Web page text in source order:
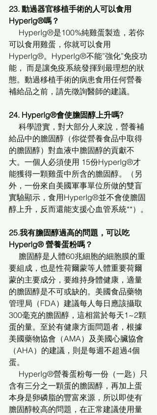
23. 動過器官移植手術的人可以食用
HyperIg®嗎？
可以食用雞蛋，你就可以食用
HyperIg®。HyperIg®不能”強化”免疫功
能， 而是讓免疫系統發揮到最理想的狀
態。動過移植手術的病患食用任何營養
補給品之前，請先徵詢醫師的建議。
24. HyperIg®會使膽固醇上升嗎?
給品中的膽固醇（你從營養食品中取得
的膽固醇）對血液中膽固醇的貢獻不
大。一個人必須使用 15份HyperIg®才
能獲得一顆雞蛋中所含的膽固醇。（另
外，一份來自美國軍事單位所做的雙盲
實驗顯示，食用HyperIg®並不會使膽固
醇上升，反而還能支援心血管系統**）。
25.我有膽固醇過高的問題，可以吃
HyperIg® 營養蛋粉嗎？
要組成，也是性荷爾蒙等人體重要荷爾
蒙的主要成分，要維持身體健康，適量
的膽固醇是不可或缺的。美國食品藥物
管理局（FDA）建議每人每日應該攝取
300毫克的膽固醇，這相當於每天1~2顆
蛋的量。至於有健康方面問題者，根據
美國藥物協會（AMA）及美國心臟協會
（AHA）的建議，則是每週不超過4個
蛋。
含有三分之一顆蛋的膽固醇，再加上蛋
本身是卵磷脂的豐富來源，所以即使有
膽固醇較高的問題，在正常建議使用量